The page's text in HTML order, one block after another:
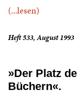
(...lesen)
Heft 533, August 1993
»Der Platz
Büchern«.